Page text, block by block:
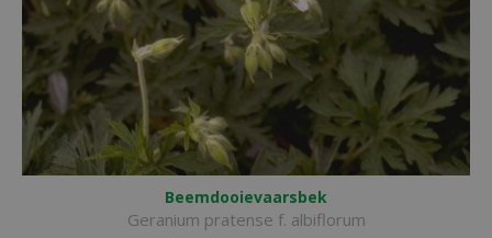
Beemdooievaarsbek
Geranium pratense f. albiflorum